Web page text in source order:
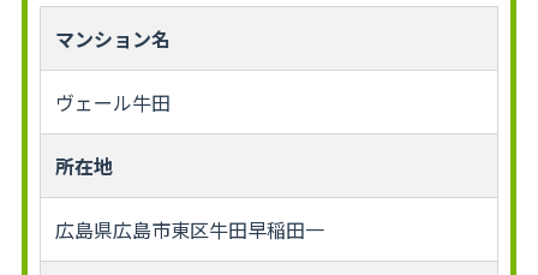
マンション名
ヴェール牛田
所在地
広島県広島市東区牛田早稲田一